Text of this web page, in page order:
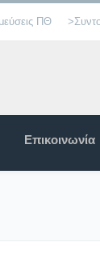
ΠΘ
Επικοινωνία